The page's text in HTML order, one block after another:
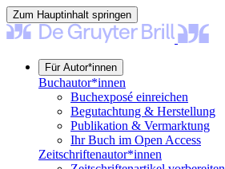
Zum Hauptinhalt springen
Für Autor*innen
Buchautor*innen
Buchexposé einreichen
Begutachtung & Herstellung
Publikation & Vermarktung
Ihr Buch im Open Access
Zeitschriftenautor*innen